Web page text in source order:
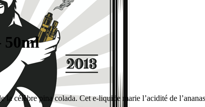
50ml
célèbre pina colada. Cet e-liquide marie l’acidité de